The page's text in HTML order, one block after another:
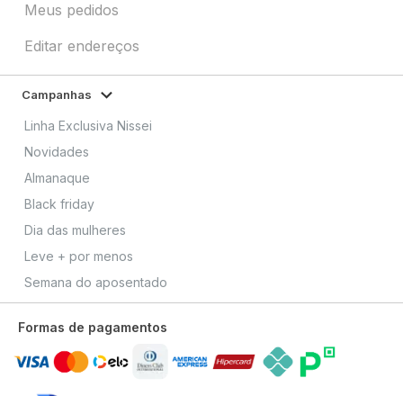
Meus pedidos
Editar endereços
Campanhas
Linha Exclusiva Nissei
Novidades
Almanaque
Black friday
Dia das mulheres
Leve + por menos
Semana do aposentado
Formas de pagamentos